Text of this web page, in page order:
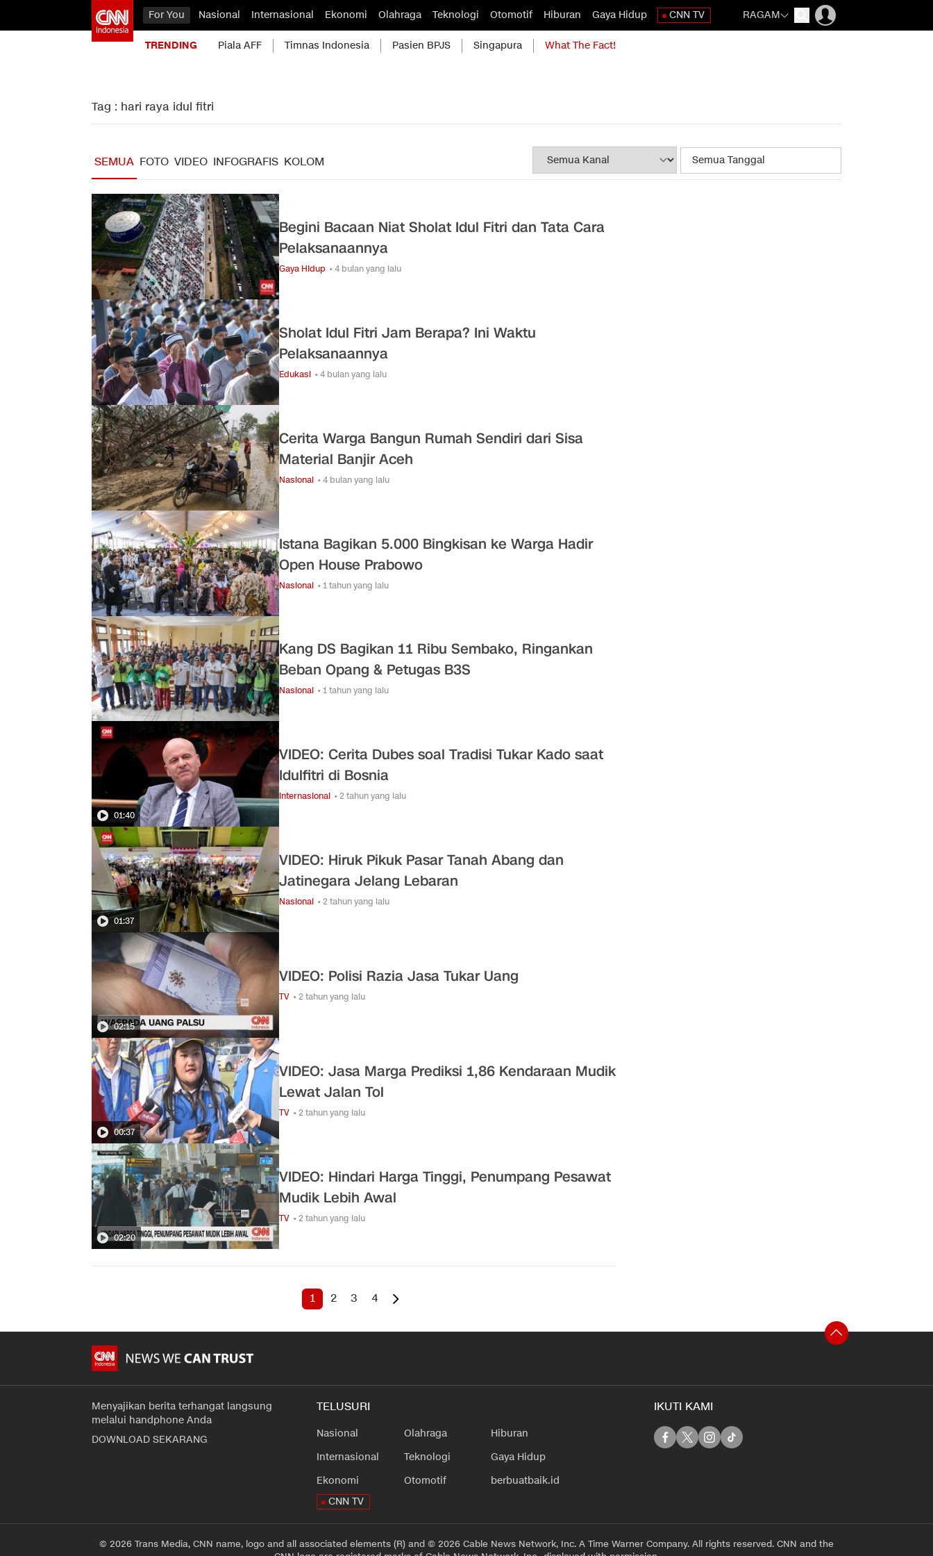
For You Nasional Internasional Ekonomi Olahraga Teknologi Otomotif Hiburan Gaya Hidup CNN TV RAGAM
TRENDING Piala AFF Timnas Indonesia Pasien BPJS Singapura What The Fact!
Tag : hari raya idul fitri
SEMUA FOTO VIDEO INFOGRAFIS KOLOM
Begini Bacaan Niat Sholat Idul Fitri dan Tata Cara
Pelaksanaannya
Gaya Hidup • 4 bulan yang lalu
Sholat Idul Fitri Jam Berapa? Ini Waktu
Pelaksanaannya
Edukasi • 4 bulan yang lalu
Cerita Warga Bangun Rumah Sendiri dari Sisa
Material Banjir Aceh
Nasional • 4 bulan yang lalu
Istana Bagikan 5.000 Bingkisan ke Warga Hadir
Open House Prabowo
Nasional • 1 tahun yang lalu
Kang DS Bagikan 11 Ribu Sembako, Ringankan
Beban Opang & Petugas B3S
Nasional • 1 tahun yang lalu
01:40
VIDEO: Cerita Dubes soal Tradisi Tukar Kado saat
Idulfitri di Bosnia
Internasional • 2 tahun yang lalu
01:37
VIDEO: Hiruk Pikuk Pasar Tanah Abang dan
Jatinegara Jelang Lebaran
Nasional • 2 tahun yang lalu
02:15
VIDEO: Polisi Razia Jasa Tukar Uang
TV • 2 tahun yang lalu
00:37
VIDEO: Jasa Marga Prediksi 1,86 Kendaraan Mudik
Lewat Jalan Tol
TV • 2 tahun yang lalu
02:20
VIDEO: Hindari Harga Tinggi, Penumpang Pesawat
Mudik Lebih Awal
TV • 2 tahun yang lalu
1 2 3 4
Menyajikan berita terhangat langsung
melalui handphone Anda
DOWNLOAD SEKARANG
TELUSURI
Nasional
Internasional
Ekonomi
Olahraga
Teknologi
Otomotif
Hiburan
Gaya Hidup
berbuatbaik.id
CNN TV
IKUTI KAMI
© 2026 Trans Media, CNN name, logo and all associated elements (R) and © 2026 Cable News Network, Inc. A Time Warner Company. All rights reserved. CNN and the